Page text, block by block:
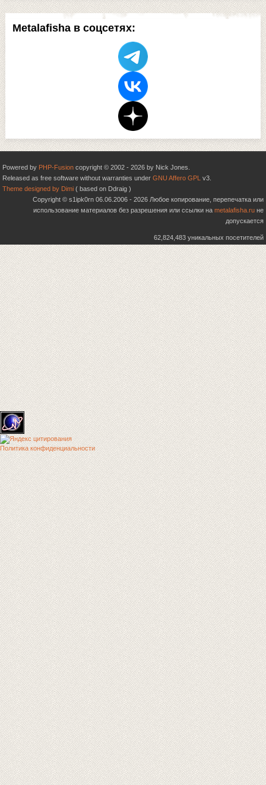
Metalafisha в соцсетях:
Powered by PHP-Fusion copyright © 2002 - 2026 by Nick Jones.
Released as free software without warranties under GNU Affero GPL v3.
Theme designed by Dimi ( based on Ddraig )
Copyright © s1ipk0rn 06.06.2006 - 2026 Любое копирование, перепечатка или
использование материалов без разрешения или ссылки на metalafisha.ru не
допускается
62,824,483 уникальных посетителей
Политика конфиденциальности